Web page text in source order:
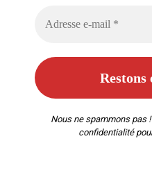
Nous ne spammons pas
confidentialité